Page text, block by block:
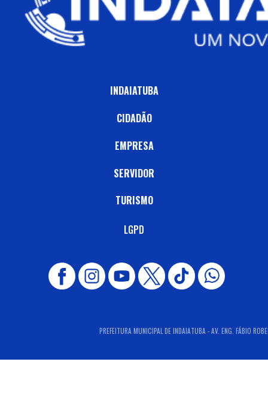
INDAIATUBA
CIDADÃO
EMPRESA
SERVIDOR
TURISMO
LGPD
PREFEITURA MUNICIPAL DE INDAIATUBA - AV. ENG. FÁBIO